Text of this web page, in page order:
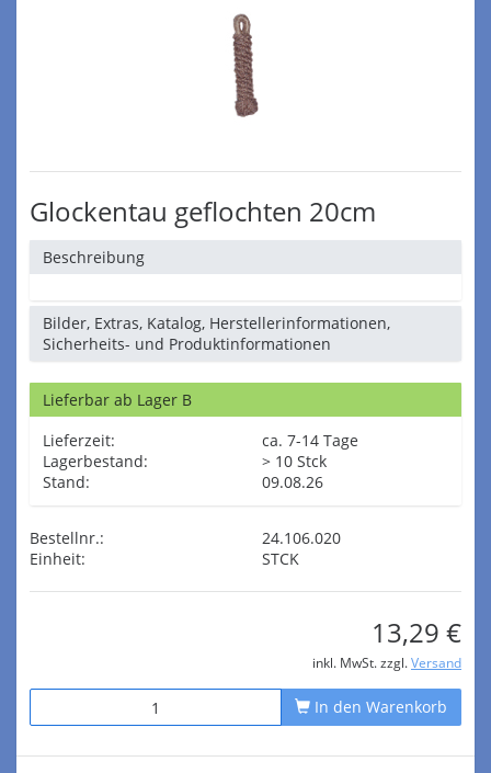
Glockentau geflochten 20cm
Beschreibung
Bilder, Extras, Katalog, Herstellerinformationen,
Sicherheits- und Produktinformationen
Lieferbar ab Lager B
Lieferzeit:
ca. 7-14 Tage
Lagerbestand:
> 10 Stck
Stand:
09.08.26
Bestellnr.:
24.106.020
Einheit:
STCK
13,29 €
inkl. MwSt. zzgl. Versand
In den Warenkorb